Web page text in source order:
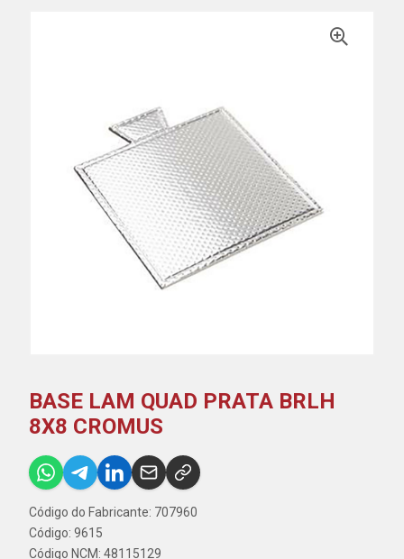
BASE LAM QUAD PRATA BRLH
8X8 CROMUS
Código do Fabricante: 707960
Código: 9615
Código NCM: 48115129